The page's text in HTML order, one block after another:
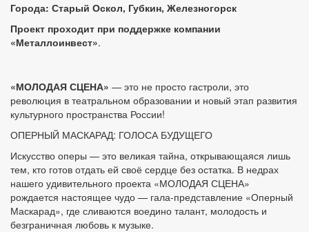
Города: Старый Оскол, Губкин, Железногорск
Проект проходит при поддержке компании
«Металлоинвест».
«МОЛОДАЯ СЦЕНА» — это не просто гастроли, это
революция в театральном образовании и новый этап развития
культурного пространства России!
ОПЕРНЫЙ МАСКАРАД: ГОЛОСА БУДУЩЕГО
Искусство оперы — это великая тайна, открывающаяся лишь
тем, кто готов отдать ей своё сердце без остатка. В недрах
нашего удивительного проекта «МОЛОДАЯ СЦЕНА»
рождается настоящее чудо — гала-представление «Оперный
Маскарад», где сливаются воедино талант, молодость и
безграничная любовь к музыке.